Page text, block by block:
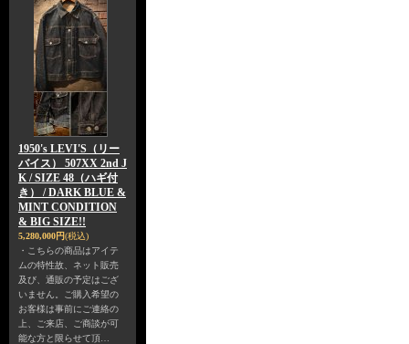
1950's LEVI'S（リー
バイス） 507XX 2nd J
K / SIZE 48（ハギ付
き） / DARK BLUE &
MINT CONDITION
& BIG SIZE!!
5,280,000円(税込)
・こちらの商品はアイテ
ムの特性故、ネット販売
及び、通販の予定はござ
いません。ご購入希望の
お客様は事前にご連絡の
上、ご来店、ご商談が可
能な方と限らせて頂…